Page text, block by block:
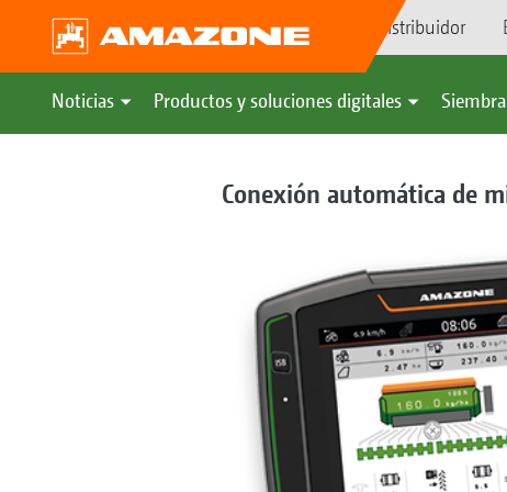
Búsqueda de distribuidor
Noticias Productos y soluciones digitales
Conexión automática de